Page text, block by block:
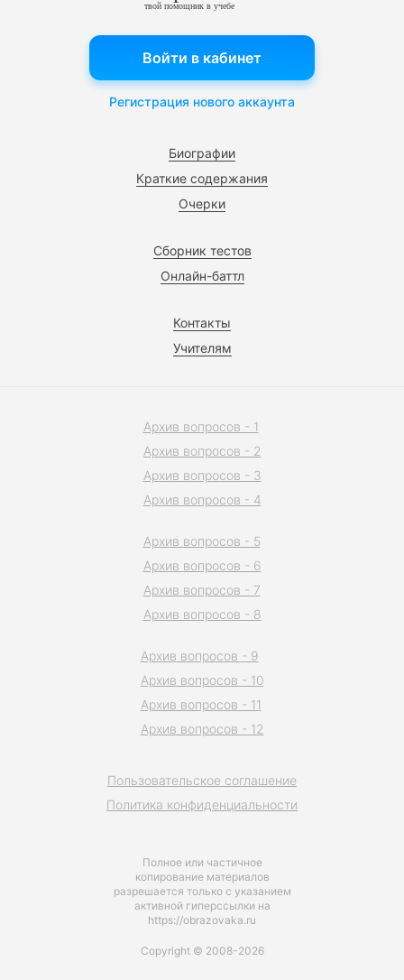
твой помощник в учебе
Биографии
Краткие содержания
Очерки
Сборник тестов
Онлайн-баттл
Контакты
Учителям
Войти в кабинет
Регистрация нового аккаунта
Полное или частичное
копирование материалов
разрешается только с указанием
активной гиперссылки на
https://obrazovaka.ru
Пользовательское соглашение
Политика конфиденциальности
Архив вопросов - 1
Архив вопросов - 2
Архив вопросов - 3
Архив вопросов - 4
Архив вопросов - 5
Архив вопросов - 6
Архив вопросов - 7
Архив вопросов - 8
Архив вопросов - 9
Архив вопросов - 10
Архив вопросов - 11
Архив вопросов - 12
Copyright © 2008-2026